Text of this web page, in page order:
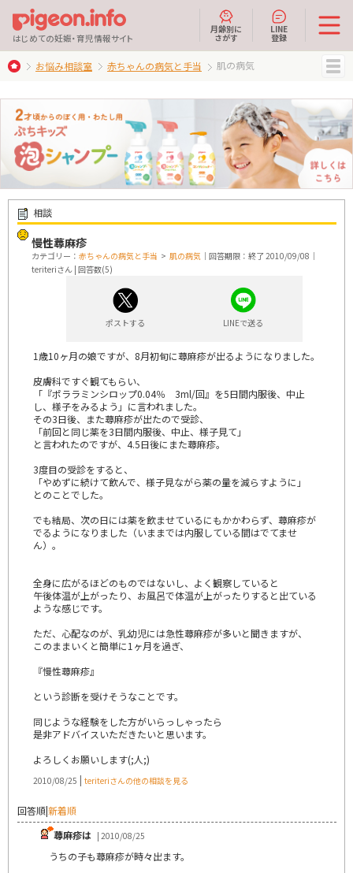
はじめての妊娠・育児情報サイト
月齢別に
さがす
LINE
登録
お悩み相談室 赤ちゃんの病気と手当 肌の病気
相談
慢性蕁麻疹
カテゴリー： 赤ちゃんの病気と手当 > 肌の病気 ｜回答期限：終了 2010/09/08｜
teriteriさん | 回答数(5)
ポストする LINEで送る
1歳10ヶ月の娘ですが、8月初旬に蕁麻疹が出るようになりました。
皮膚科ですぐ観てもらい、
「『ポララミンシロップ0.04％ 3ml/回』を5日間内服後、中止
し、様子をみるよう」に言われました。
その3日後、また蕁麻疹が出たので受診、
「前回と同じ薬を3日間内服後、中止、様子見て」
と言われたのですが、4.5日後にまた蕁麻疹。
3度目の受診をすると、
「やめずに続けて飲んで、様子見ながら薬の量を減らすように」
とのことでした。
でも結局、次の日には薬を飲ませているにもかかわらず、蕁麻疹が
でるようになりました（いままでは内服している間はでてませ
ん）。
全身に広がるほどのものではないし、よく観察していると
午後体温が上がったり、お風呂で体温が上がったりすると出ている
ような感じです。
ただ、心配なのが、乳幼児には急性蕁麻疹が多いと聞きますが、
このままいくと簡単に1ヶ月を過ぎ、
『慢性蕁麻疹』
という診断を受けそうなことです。
同じような経験をした方がいらっしゃったら
是非アドバイスいただきたいと思います。
よろしくお願いします(;人;)
2010/08/25 | teriteriさんの他の相談を見る
回答順|新着順
蕁麻疹は | 2010/08/25
うちの子も蕁麻疹が時々出ます。